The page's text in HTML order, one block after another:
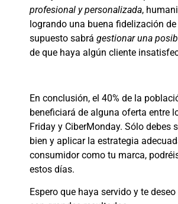
profesional y personalizada,
logrando una buena fidelización
supuesto sabrá gestionar una
de que haya algún cliente
En conclusión, el 40% de la
beneficiará de alguna oferta entre
Friday y CiberMonday. Sólo debes
bien y aplicar la estrategia
consumidor como tu marca,
estos días.
Espero que haya servido y te